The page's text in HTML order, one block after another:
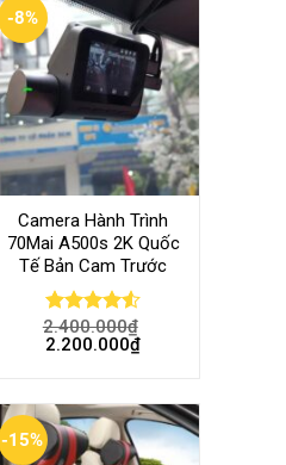
-8%
Camera Hành Trình
70Mai A500s 2K Quốc
Tế Bản Cam Trước
Rated4.56
out of 5
2.400.000₫
2.200.000₫
-15%